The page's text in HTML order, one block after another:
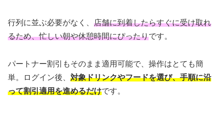
行列に並ぶ必要がなく、 店舗に到着したらすぐに受け取れ
るため、忙しい朝や休憩時間にぴったりです。
パートナー割引もそのまま適用可能で、操作はとても簡
単。ログイン後、 対象ドリンクやフードを選び、手順に沿
って割引適用を進めるだけです。